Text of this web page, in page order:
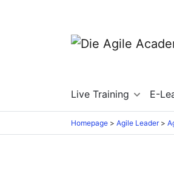
Live Training E-
Homepage Agile Leader